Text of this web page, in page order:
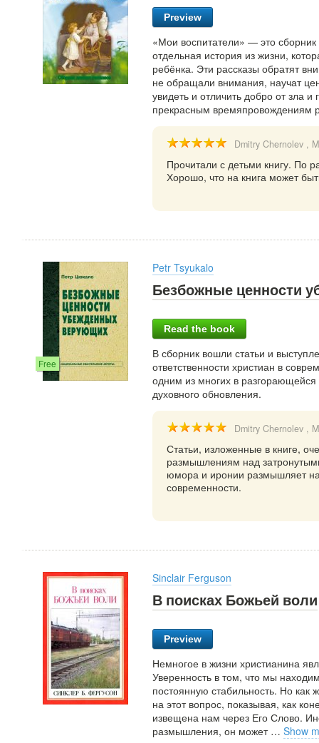
Preview
«Мои воспитатели» — это сборник
отдельная история из жизни,
ребёнка. Эти рассказы обратят
не обращали внимания, научат
увидеть и отличить добро от зла
прекрасным времяпровождениям
Dmitry Chernolev ,
Прочитали с детьми книгу. По
Хорошо, что на книга может
Free
Petr Tsyukalo
Безбожные ценности
Read the book
В сборник вошли статьи и
ответственности христиан в
одним из многих в разгорающейся
духовного обновления.
Dmitry Chernolev ,
Статьи, изложенные в книге,
размышлениям над
юмора и иронии размышляет
современности.
Sinclair Ferguson
В поисках Божьей воли
Preview
Немногое в жизни христианина
Уверенность в том, что мы
постоянную стабильность. Но как
на этот вопрос, показывая, как
извещена нам через Его Слово.
размышления, он может… Show